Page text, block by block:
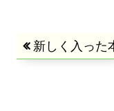
投 前
の
新しく入った